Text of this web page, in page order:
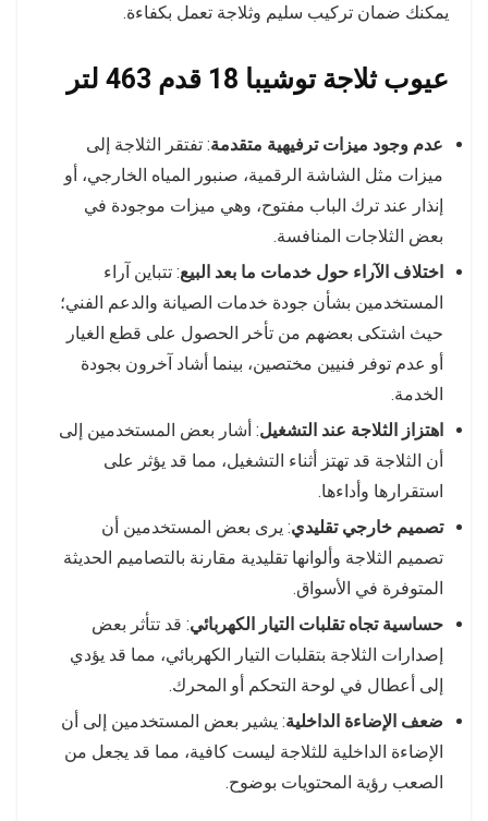
يمكنك ضمان تركيب سليم وثلاجة تعمل بكفاءة.
عيوب ثلاجة توشيبا 18 قدم 463 لتر
عدم وجود ميزات ترفيهية متقدمة: تفتقر الثلاجة إلى
ميزات مثل الشاشة الرقمية، صنبور المياه الخارجي، أو
إنذار عند ترك الباب مفتوح، وهي ميزات موجودة في
بعض الثلاجات المنافسة.
اختلاف الآراء حول خدمات ما بعد البيع: تتباين آراء
المستخدمين بشأن جودة خدمات الصيانة والدعم الفني؛
حيث اشتكى بعضهم من تأخر الحصول على قطع الغيار
أو عدم توفر فنيين مختصين، بينما أشاد آخرون بجودة
الخدمة.
اهتزاز الثلاجة عند التشغيل: أشار بعض المستخدمين إلى
أن الثلاجة قد تهتز أثناء التشغيل، مما قد يؤثر على
استقرارها وأداءها.
تصميم خارجي تقليدي: يرى بعض المستخدمين أن
تصميم الثلاجة وألوانها تقليدية مقارنة بالتصاميم الحديثة
المتوفرة في الأسواق.
حساسية تجاه تقلبات التيار الكهربائي: قد تتأثر بعض
إصدارات الثلاجة بتقلبات التيار الكهربائي، مما قد يؤدي
إلى أعطال في لوحة التحكم أو المحرك.
ضعف الإضاءة الداخلية: يشير بعض المستخدمين إلى أن
الإضاءة الداخلية للثلاجة ليست كافية، مما قد يجعل من
الصعب رؤية المحتويات بوضوح.